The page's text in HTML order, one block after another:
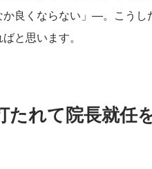
良くならない」―。こうし
と思います。
たれて院長就任